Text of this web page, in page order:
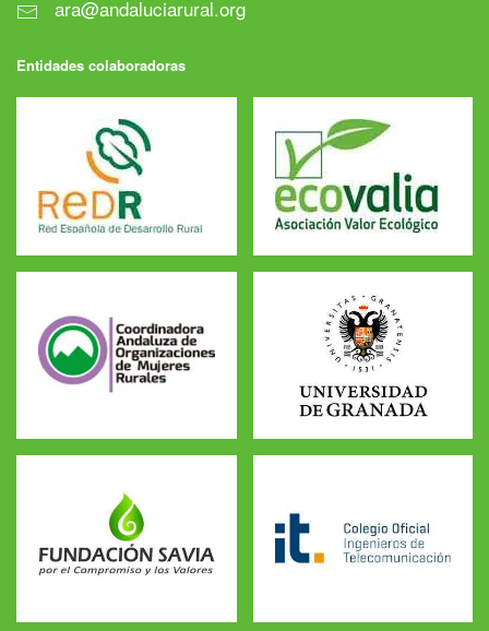
ara@andaluciarural.org
Entidades colaboradoras